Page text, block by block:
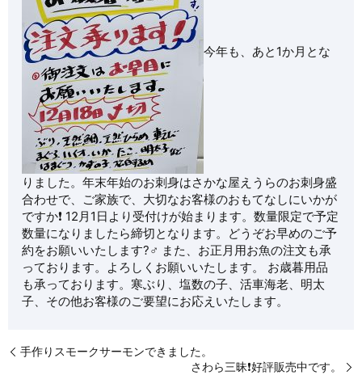
今年も、あと1か月とな
りました。年末年始のお刺身はさかな屋えうらのお刺身盛
合わせで、ご家族で、大切なお客様のおもてなしにいかが
ですか❗️ 12月1日より受付けが始まります。数量限定で予定
数量になりましたら締切となります。どうぞお早めのご予
約をお願いいたします?‍♂️ また、お正月用お魚の注文も承
っております。よろしくお願いいたします。 お歳暮用品
も承っております。寒ぶり、塩数の子、活車海老、明太
子、その他お客様のご要望にお応えいたします。
手作りスモークサーモンできました。
さわら三昧❗️好評販売中です。